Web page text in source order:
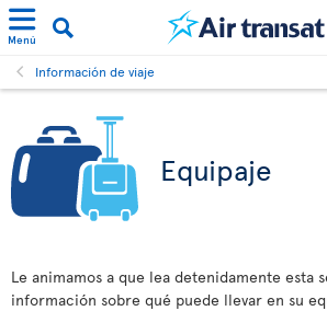
Menú
Información de viaje
Equipaje
Le animamos a que lea detenidamente esta
información sobre qué puede llevar en su